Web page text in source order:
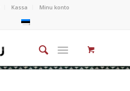
Kassa Minu konto